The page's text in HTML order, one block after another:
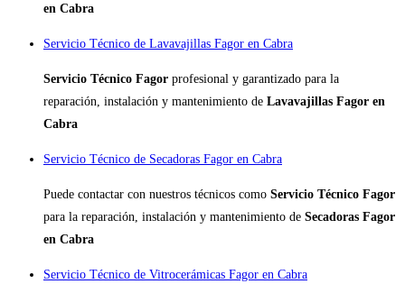
en Cabra
Servicio Técnico de Lavavajillas Fagor en Cabra
Servicio Técnico Fagor profesional y garantizado para la
reparación, instalación y mantenimiento de Lavavajillas Fagor en
Cabra
Servicio Técnico de Secadoras Fagor en Cabra
Puede contactar con nuestros técnicos como Servicio Técnico Fagor
para la reparación, instalación y mantenimiento de Secadoras Fagor
en Cabra
Servicio Técnico de Vitrocerámicas Fagor en Cabra